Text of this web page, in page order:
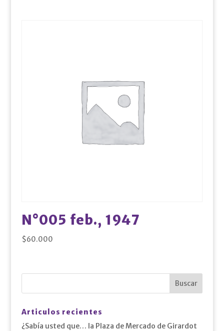
N°005 feb., 1947
$60.000
Articulos recientes
¿Sabía usted que… la Plaza de Mercado de Girardot